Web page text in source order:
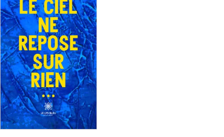
a
plusieurs
variations.
Les
options
peuvent
être
choisies
sur
la
page